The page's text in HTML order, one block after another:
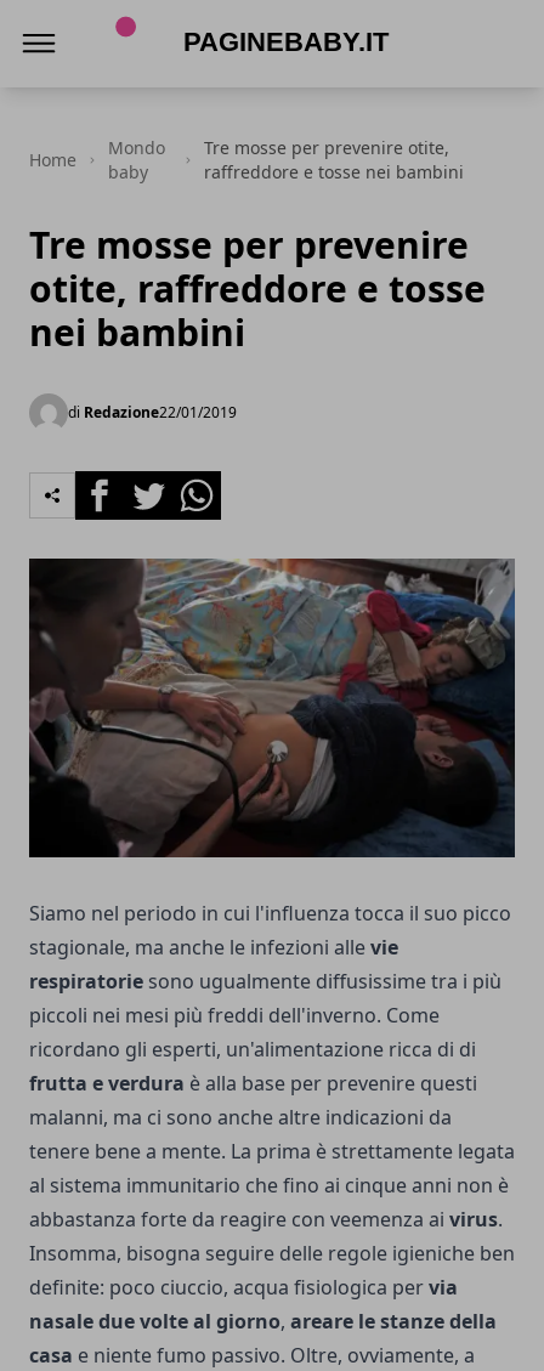
Home
Mondo
baby
Tre mosse per prevenire otite,
raffreddore e tosse nei bambini
Tre mosse per prevenire
otite, raffreddore e tosse
nei bambini
di Redazione22/01/2019
FacebookTwitterWhatsapp
Siamo nel periodo in cui l'influenza tocca il suo picco
stagionale, ma anche le infezioni allevie
respiratorie sono ugualmente diffusissime tra i più
piccoli nei mesi più freddi dell'inverno. Come
ricordano gli esperti, un'alimentazione ricca di di
frutta e verdura è alla base per prevenire questi
malanni, ma ci sono anche altre indicazioni da
tenere bene a mente. La prima è strettamente legata
al sistema immunitario che fino ai cinque anni non è
abbastanza forte da reagire con veemenza ai virus.
Insomma, bisogna seguire delle regole igieniche ben
definite: poco ciuccio, acqua fisiologica pervia
nasale due volte al giorno, areare le stanze della
casa e niente fumo passivo. Oltre, ovviamente, a